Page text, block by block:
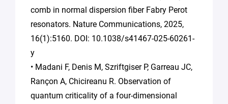
comb in normal dispersion fiber Fabry Perot
resonators. Nature Communications, 2025,
16(1):5160. DOI: 10.1038/s41467-025-60261-
y
• Madani F, Denis M, Szriftgiser P, Garreau JC,
Rançon A, Chicireanu R. Observation of
quantum criticality of a four-dimensional